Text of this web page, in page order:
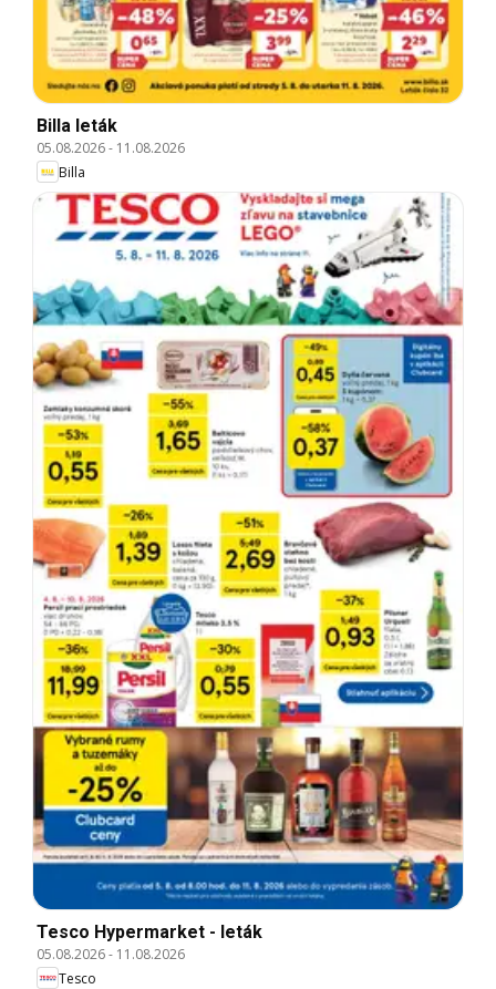
Billa leták
05.08.2026- 11.08.2026
Billa
Tesco Hypermarket - leták
05.08.2026- 11.08.2026
Tesco